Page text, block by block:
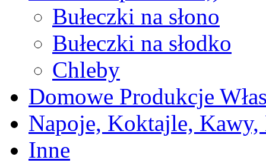
Bułeczki na słono
Bułeczki na słodko
Chleby
Domowe Produkcje
Napoje, Koktajle, Kawy,
Inne